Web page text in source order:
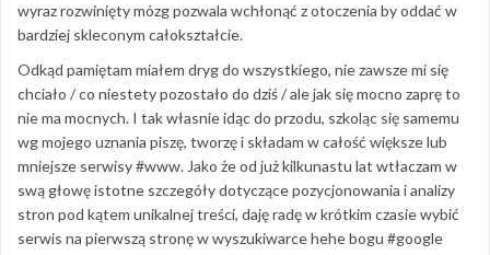
wyraz rozwinięty mózg pozwala wchłonąć z otoczenia by oddać w
bardziej skleconym całokształcie.
Odkąd pamiętam miałem dryg do wszystkiego, nie zawsze mi się
chciało / co niestety pozostało do dziś / ale jak się mocno zaprę to
nie ma mocnych. I tak własnie idąc do przodu, szkoląc się samemu
wg mojego uznania piszę, tworzę i składam w całość większe lub
mniejsze serwisy #www. Jako że od już kilkunastu lat wtłaczam w
swą głowę istotne szczegóły dotyczące pozycjonowania i analizy
stron pod kątem unikalnej treści, daję radę w krótkim czasie wybić
serwis na pierwszą stronę w wyszukiwarce hehe bogu #google